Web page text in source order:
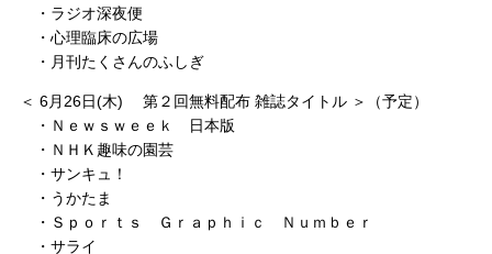
・ラジオ深夜便
・心理臨床の広場
・月刊たくさんのふしぎ
＜ 6月26日(木) 第２回無料配布 雑誌タイトル ＞（予定）
・Ｎｅｗｓｗｅｅｋ 日本版
・ＮＨＫ趣味の園芸
・サンキュ！
・うかたま
・Ｓｐｏｒｔｓ Ｇｒａｐｈｉｃ Ｎｕｍｂｅｒ
・サライ